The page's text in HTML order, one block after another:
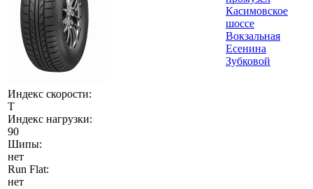
Касимовское
шоссе
Вокзальная
Есенина
Зубковой
Индекс скорости:
T
Индекс нагрузки:
90
Шипы:
нет
Run Flat:
нет